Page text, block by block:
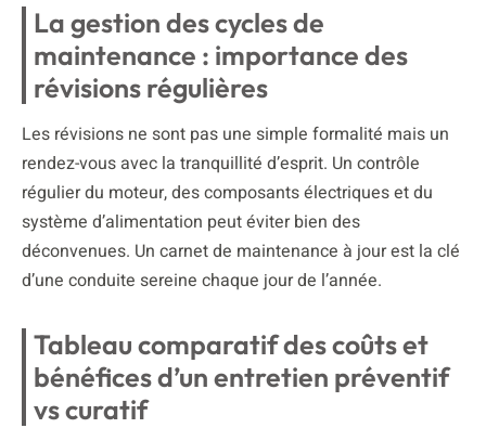
La gestion des cycles de
maintenance : importance des
révisions régulières
Les révisions ne sont pas une simple formalité mais un
rendez-vous avec la tranquillité d’esprit. Un contrôle
régulier du moteur, des composants électriques et du
système d’alimentation peut éviter bien des
déconvenues. Un carnet de maintenance à jour est la clé
d’une conduite sereine chaque jour de l’année.
Tableau comparatif des coûts et
bénéfices d’un entretien préventif
vs curatif